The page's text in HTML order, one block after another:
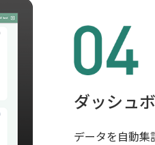
ダッシュ
データを自動集